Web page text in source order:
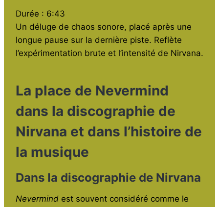
Durée : 6:43
Un déluge de chaos sonore, placé après une
longue pause sur la dernière piste. Reflète
l’expérimentation brute et l’intensité de Nirvana.
La place de Nevermind
dans la discographie de
Nirvana et dans l’histoire de
la musique
Dans la discographie de Nirvana
Nevermind est souvent considéré comme le